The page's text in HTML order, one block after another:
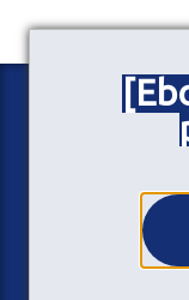
Uso do
água